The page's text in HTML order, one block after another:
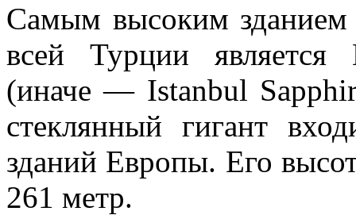
Самым высоким зданием
всей Турции является
(иначе — Istanbul
стеклянный гигант
зданий Европы. Его
261 метр.